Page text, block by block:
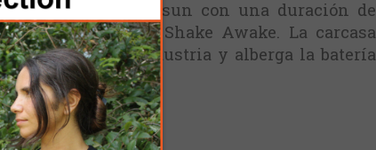
Verde de Holosun con una duración de
de 2 MOA y Shake Awake. La carcasa
estándar de la industria y alberga la batería
sea necesario.
de HOLOSUN®.